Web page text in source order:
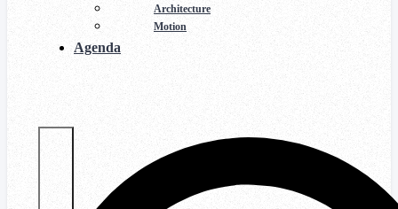
Architecture
Motion
Agenda